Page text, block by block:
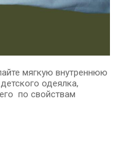
мягкую внутреннюю
одеялка,
по свойствам